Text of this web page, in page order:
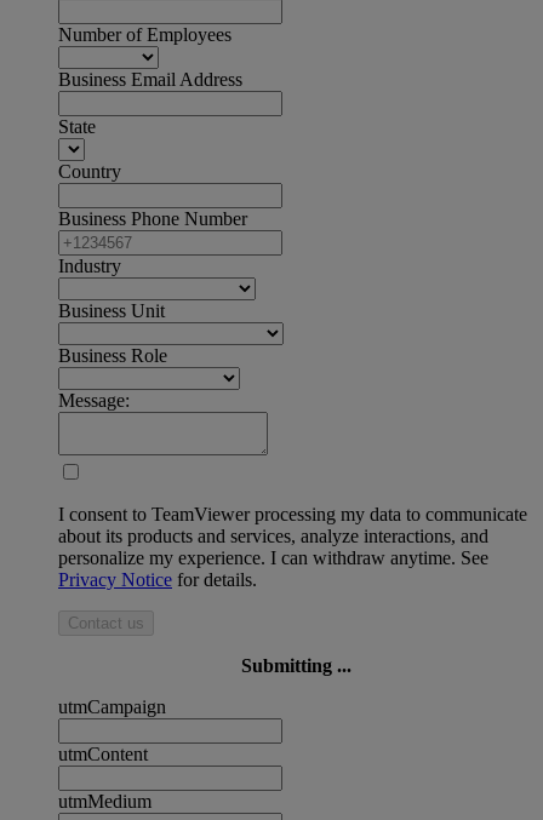
Number of Employees
Business Email Address
State
Country
Business Phone Number
Industry
Business Unit
Business Role
Message:
I consent to TeamViewer processing my data to communicate
about its products and services, analyze interactions, and
personalize my experience. I can withdraw anytime. See
Privacy Notice for details.
Contact us
Submitting ...
utmCampaign
utmContent
utmMedium